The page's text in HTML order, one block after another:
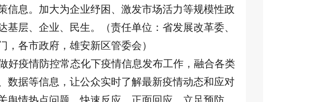
信息。加大为企业纾困、激发市场活力等规模性政
层、企业、民生。（责任单位：省发展改革委、
各市政府，雄安新区管委会）
好疫情防控常态化下疫情信息发布工作，融合各类
数据等信息，让公众实时了解最新疫情动态和应对